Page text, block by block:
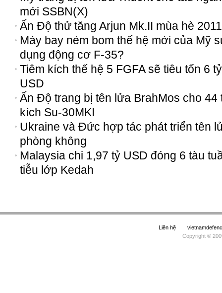
mới SSBN(X)
Ấn Độ thử tăng Arjun Mk.II mùa hè 2011
Máy bay ném bom thế hệ mới của Mỹ
dụng động cơ F-35?
Tiêm kích thế hệ 5 FGFA sẽ tiêu tốn 6 tỷ
USD
Ấn Độ trang bị tên lửa BrahMos cho 44
kích Su-30MKI
Ukraine và Đức hợp tác phát triển tên
phòng không
Malaysia chi 1,97 tỷ USD đóng 6 tàu
tiễu lớp Kedah
Liên hệ
Copyright ©